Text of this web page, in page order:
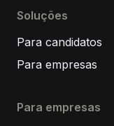
Soluções
Para candidatos
Para empresas
Para empresas